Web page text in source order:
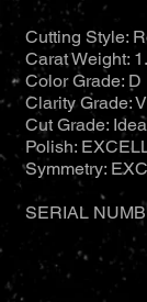
Cutting Style:
Carat Weight:
Color Grade: D
Clarity Grade:
Cut Grade:
Polish:
Symmetry:
SERIAL